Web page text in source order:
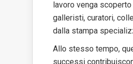
lavoro venga scoperto
galleristi, curatori,
dalla stampa
Allo stesso tempo,
successi